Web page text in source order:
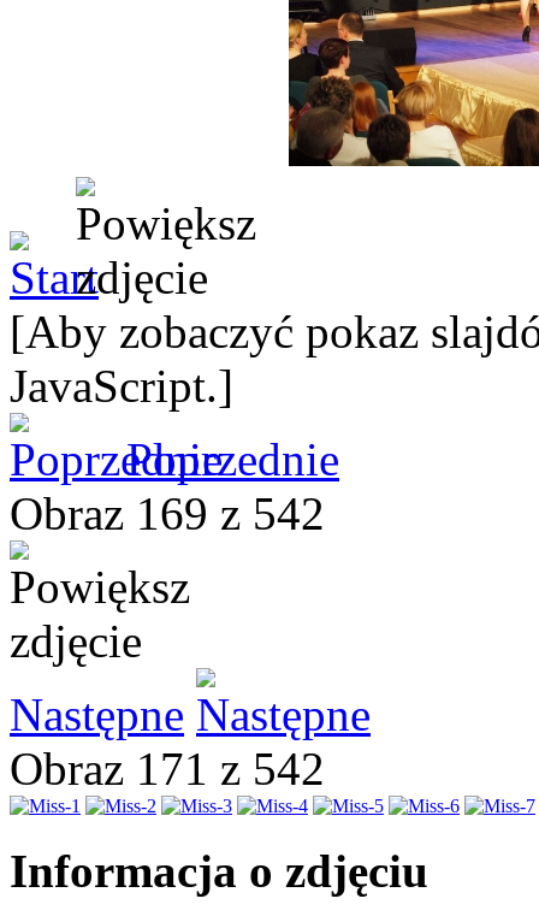
[Aby zobaczyć pokaz
JavaScript.]
Poprzednie
Obraz 169 z 542
Następne
Obraz 171 z 542
Informacja o zdjęciu